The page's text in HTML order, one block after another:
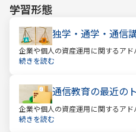
学習形態
独学・通学・通信
企業や個人の資産運用に関するア
計を提案するファイナンシャルプラ
続きを読む
通信教育の最近の
企業や個人の資産運用に関するア
計を提案するファイナンシャルプラ
続きを読む